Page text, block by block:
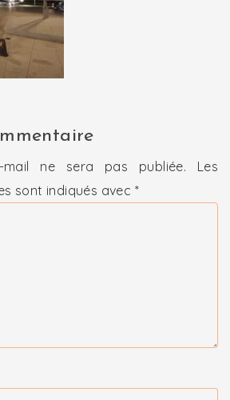
ne sera pas publiée.
Les
sont indiqués avec *